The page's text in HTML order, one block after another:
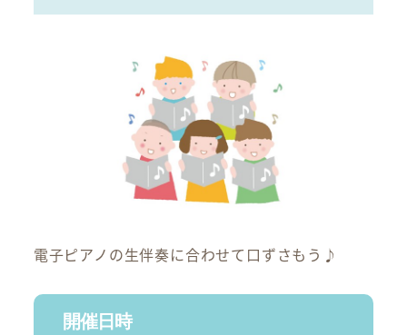
電子ピアノの生伴奏に合わせて口ずさもう♪
開催日時